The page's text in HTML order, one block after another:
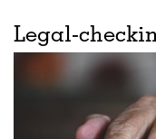
Legal-